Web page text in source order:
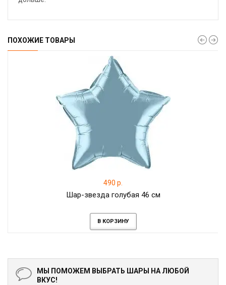
ПОХОЖИЕ ТОВАРЫ
490 р.
Шар-звезда голубая 46 см
В КОРЗИНУ
МЫ ПОМОЖЕМ ВЫБРАТЬ ШАРЫ НА ЛЮБОЙ
ВКУС!